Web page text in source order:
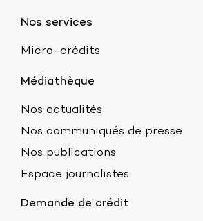
Nos services
Micro-crédits
Médiathèque
Nos actualités
Nos communiqués de presse
Nos publications
Espace journalistes
Demande de crédit